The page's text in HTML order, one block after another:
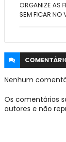
ORGANIZE AS
SEM FICAR NO
Nenhum
Os comentários
autores e não